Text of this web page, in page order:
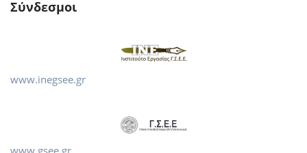
Σύνδεσμοι
www.inegsee.gr
www.gsee.gr